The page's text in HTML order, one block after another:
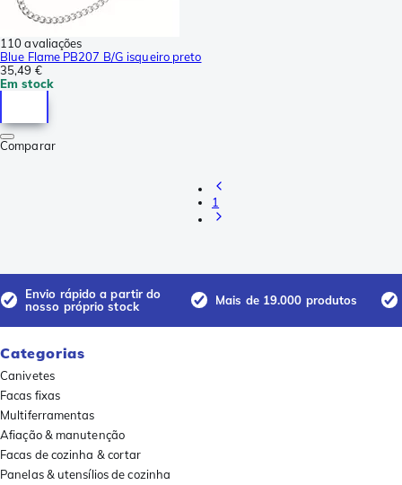
110 avaliações
Blue Flame PB207 B/G isqueiro preto
35,49 €
Em stock
Comparar
1
Envio rápido a partir do
nosso próprio stock
Mais de 19.000 produtos
Categorias
Canivetes
Facas fixas
Multiferramentas
Afiação & manutenção
Facas de cozinha & cortar
Panelas & utensílios de cozinha